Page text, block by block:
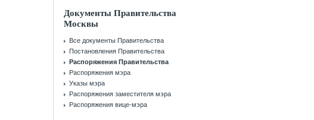
Документы Правительства
Москвы
Все документы Правительства
Постановления Правительства
Распоряжения Правительства
Распоряжения мэра
Указы мэра
Распоряжения заместителя мэра
Распоряжения вице-мэра